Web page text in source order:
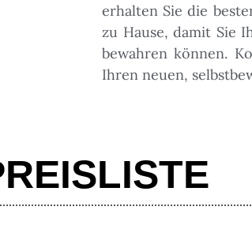
erhalten Sie die
zu Hause, damit Sie
bewahren können.
Ihren neuen,